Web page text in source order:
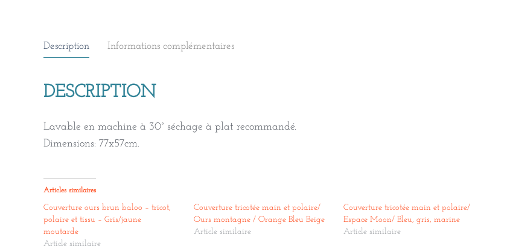
Description Informations complémentaires
DESCRIPTION
Lavable en machine à 30° séchage à plat recommandé.
Dimensions: 77x57cm.
Articles similaires
Couverture ours brun baloo – tricot,
polaire et tissu – Gris/jaune
moutarde
Article similaire
Couverture tricotée main et polaire/
Ours montagne / Orange Bleu Beige
Article similaire
Couverture tricotée main et polaire/
Espace Moon/ Bleu, gris, marine
Article similaire